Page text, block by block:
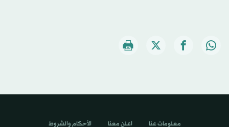
معلومات عنا اعلن معنا الأحكام والشروط